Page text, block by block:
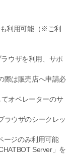
利用可能（※ご利
ウザを利用、サポ
際は販売店へ申請必
オペレーターのサ
ウザのシークレッ
ージのみ利用可能
Server」を